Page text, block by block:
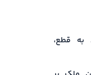
به قطع،